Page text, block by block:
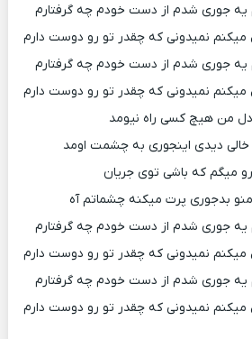
یه جوری شدم از دست خودم چه گرفتارم
میکنم نمیدونی که چقدر تو رو دوست دارم
یه جوری شدم از دست خودم چه گرفتارم
میکنم نمیدونی که چقدر تو رو دوست دارم
دل من هیچ کسی راه نیومد
دیدی اینجوری به چشمت اومد
میگم که باشی توی جریان
بدجوری پرت میکنه چشماتم آه
یه جوری شدم از دست خودم چه گرفتارم
میکنم نمیدونی که چقدر تو رو دوست دارم
یه جوری شدم از دست خودم چه گرفتارم
میکنم نمیدونی که چقدر تو رو دوست دارم